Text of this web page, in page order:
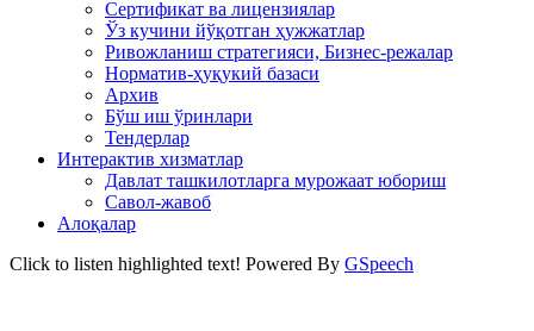
Сертификат ва лицензиялар
Ўз кучини йўқотган ҳужжатлар
Ривожланиш стратегияси, Бизнес-режалар
Норматив-ҳуқукий базаси
Архив
Бўш иш ўринлари
Тендерлар
Интерактив хизматлар
Давлат ташкилотларга мурожаат юбориш
Савол-жавоб
Алоқалар
Click to listen highlighted text! Powered By GSpeech